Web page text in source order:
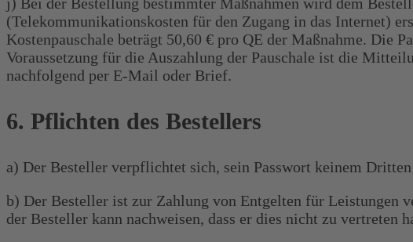
(Telekommunikationskosten für den Zugang in das Internet)
Kostenpauschale beträgt 50,60 € pro QE der Maßnahme. Die
Voraussetzung für die Auszahlung der Pauschale ist die
nachfolgend per E-Mail oder Brief.
6. Pflichten des Bestellers
a) Der Besteller verpflichtet sich, sein Passwort keinem
b) Der Besteller ist zur Zahlung von Entgelten für Leistungen
der Besteller kann nachweisen, dass er dies nicht zu vertreten